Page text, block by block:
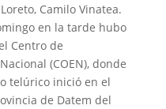
Camilo Vinatea.
en la tarde hubo
Centro de
(COEN), donde
telúrico inició en el
de Datem del